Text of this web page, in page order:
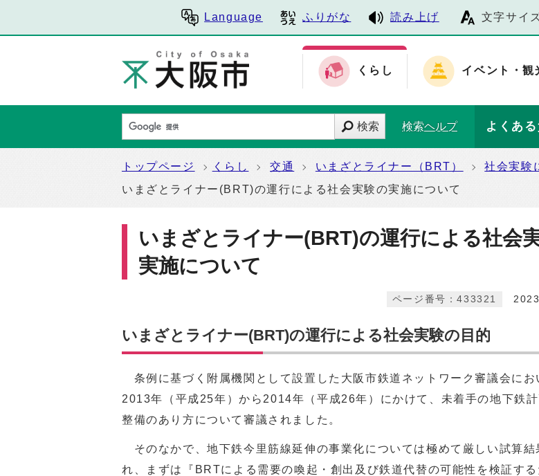
Language ふりがな 読み上げ 文字サイ
くらし イベント・観
検索 検索ヘルプ よくある
トップページ くらし 交通 いまざとライナー（BRT）
社会実験
いまざとライナー(BRT)の運行による社会実験の実施について
いまざとライナー(BRT)の運行による社会
実施について
ページ番号：433321
いまざとライナー(BRT)の運行による社会実験の目的
条例に基づく附属機関として設置した大阪市鉄道ネットワーク審議会にお
2013年（平成25年）から2014年（平成26年）にかけて、未着手の地下鉄
整備のあり方について審議されました。
そのなかで、地下鉄今里筋線延伸の事業化については極めて厳しい試算結
れ、まずは『BRTによる需要の喚起・創出及び鉄道代替の可能性を検証する